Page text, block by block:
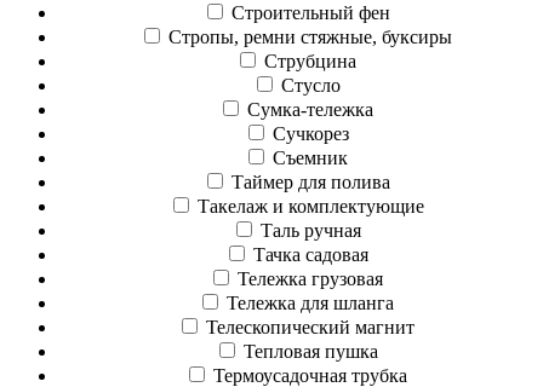
Строительный фен
Стропы, ремни стяжные, буксиры
Струбцина
Стусло
Сумка-тележка
Сучкорез
Съемник
Таймер для полива
Такелаж и комплектующие
Таль ручная
Тачка садовая
Тележка грузовая
Тележка для шланга
Телескопический магнит
Тепловая пушка
Термоусадочная трубка